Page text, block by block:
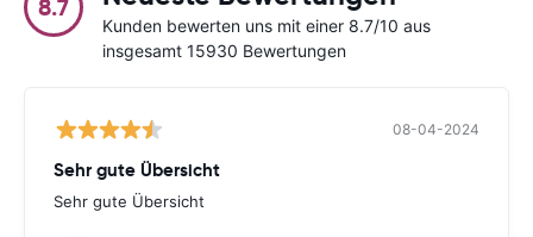
8.7
Kunden bewerten uns mit einer 8.7/10 aus
insgesamt 15930 Bewertungen
08-04-2024
Sehr gute Übersicht
Sehr gute Übersicht